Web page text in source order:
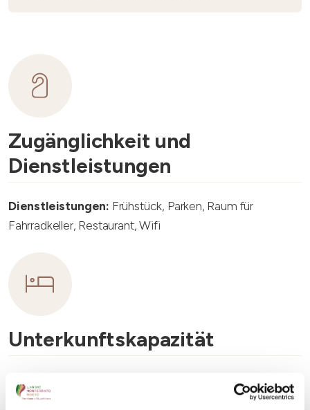
Zugänglichkeit und
Dienstleistungen
Dienstleistungen: Frühstück, Parken, Raum für
Fahrradkeller, Restaurant, Wifi
Unterkunftskapazität
Anzahl Badezimmer: